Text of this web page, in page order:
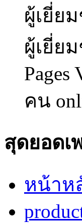
ผู้เยี่ย
ผู้เยี่ย
Pages
คน
สุดยอดเ
หน้าห